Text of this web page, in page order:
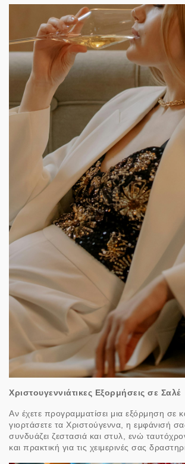
Χριστουγεννιάτικες Εξορμήσεις σε Σαλέ
Αν έχετε προγραμματίσει μια εξόρμηση σε
γιορτάσετε τα Χριστούγεννα, η εμφάνισή
συνδυάζει ζεστασιά και στυλ, ενώ
και πρακτική για τις χειμερινές σας